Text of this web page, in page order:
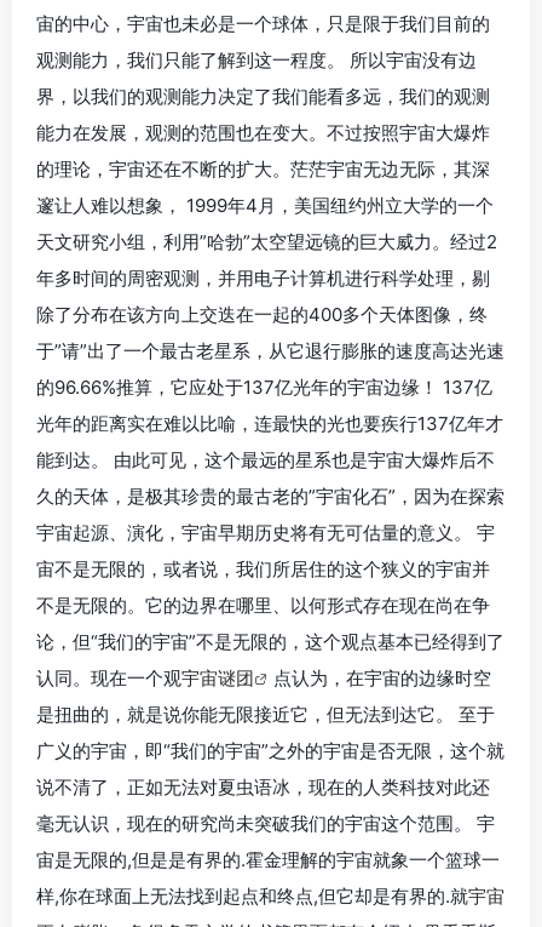
宙的中心，宇宙也未必是一个球体，只是限于我们目前的
观测能力，我们只能了解到这一程度。 所以宇宙没有边
界，以我们的观测能力决定了我们能看多远，我们的观测
能力在发展，观测的范围也在变大。不过按照宇宙大爆炸
的理论，宇宙还在不断的扩大。茫茫宇宙无边无际，其深
邃让人难以想象， 1999年4月，美国纽约州立大学的一个
天文研究小组，利用”哈勃”太空望远镜的巨大威力。经过2
年多时间的周密观测，并用电子计算机进行科学处理，剔
除了分布在该方向上交迭在一起的400多个天体图像，终
于”请”出了一个最古老星系，从它退行膨胀的速度高达光速
的96.66%推算，它应处于137亿光年的宇宙边缘！ 137亿
光年的距离实在难以比喻，连最快的光也要疾行137亿年才
能到达。 由此可见，这个最远的星系也是宇宙大爆炸后不
久的天体，是极其珍贵的最古老的”宇宙化石”，因为在探索
宇宙起源、演化，宇宙早期历史将有无可估量的意义。 宇
宙不是无限的，或者说，我们所居住的这个狭义的宇宙并
不是无限的。它的边界在哪里、以何形式存在现在尚在争
论，但“我们的宇宙”不是无限的，这个观点基本已经得到了
认同。现在一个观宇宙谜团
点认为，在宇宙的边缘时空
是扭曲的，就是说你能无限接近它，但无法到达它。 至于
广义的宇宙，即“我们的宇宙”之外的宇宙是否无限，这个就
说不清了，正如无法对夏虫语冰，现在的人类科技对此还
毫无认识，现在的研究尚未突破我们的宇宙这个范围。 宇
宙是无限的,但是是有界的.霍金理解的宇宙就象一个篮球一
样,你在球面上无法找到起点和终点,但它却是有界的.就宇宙